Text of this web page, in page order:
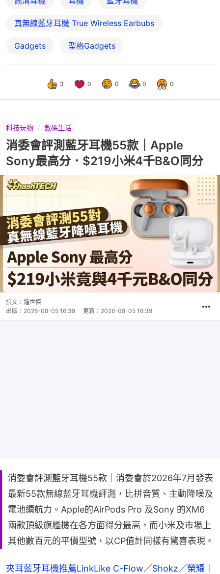
真無線藍牙耳機 True Wireless Earbubs
Gadgets 型格Gadgets
3 0 0 0 0
科技玩物 數碼生活
消委會評測藍牙耳機55款｜Apple
Sony最高分．$219小米4千B&O同分
撰文： 鍾世傑
出版： 2026-08-05 16:39 更新： 2026-08-05 16:39
消委會評測藍牙耳機55款｜消委會於2026年7月發表
最新55款無線藍牙耳機評測，比拼音質、主動降噪及
電池續航力。Apple的AirPods Pro 及Sony 的XM6
兩款頂級旗艦機在各方面得分最高，而小米及市場上
其他數百元的平價型號，以CP值計同樣有驚喜表現。
夾耳藍牙耳機推薦LinkLike C-Flow／Shokz／榮耀｜